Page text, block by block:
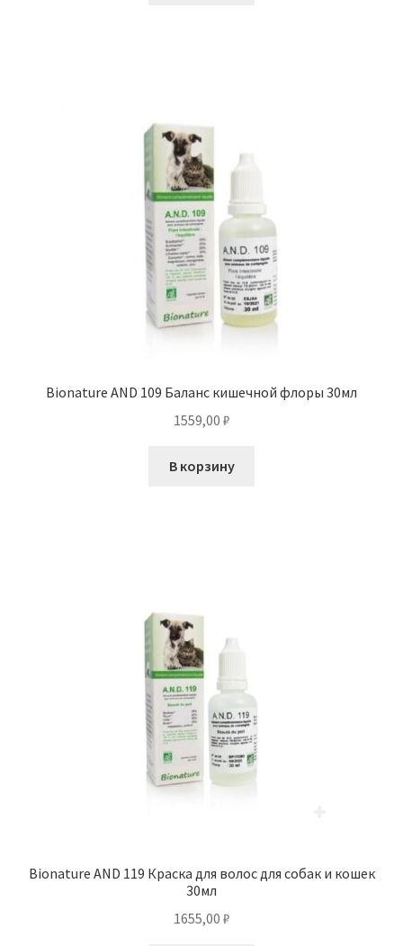
Bionature AND 109 Баланс кишечной флоры 30мл
1559,00 ₽
В корзину
Bionature AND 119 Краска для волос для собак и кошек
30мл
1655,00 ₽